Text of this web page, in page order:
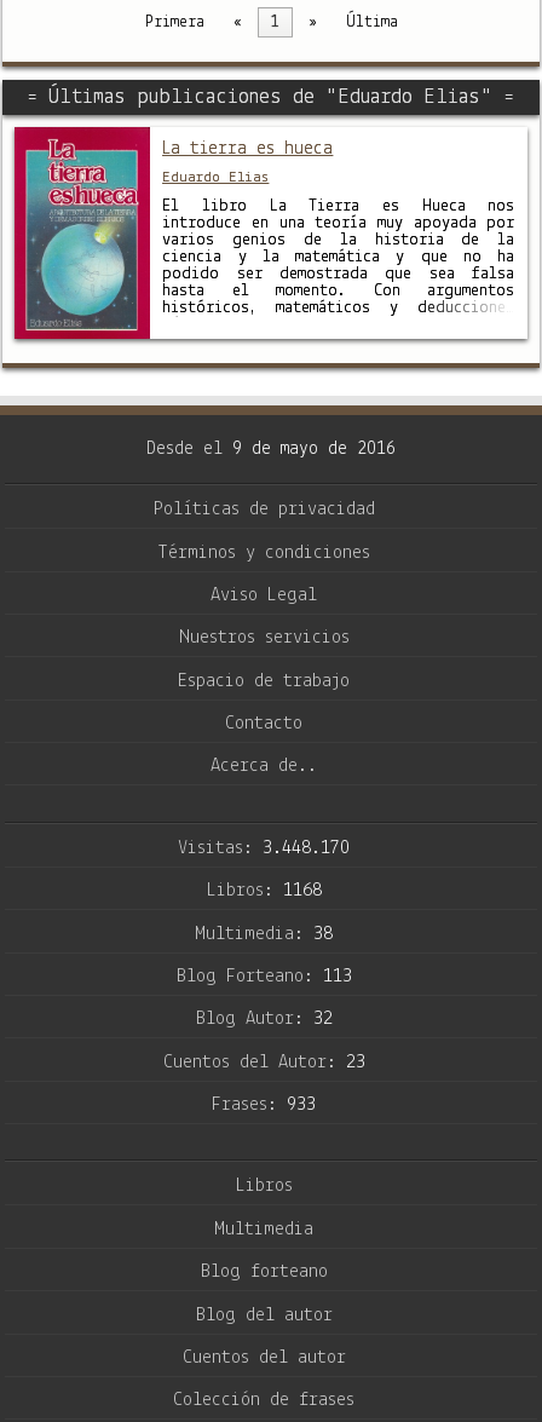
Primera « 1 » Última
= Últimas publicaciones de "Eduardo Elias" =
La tierra es hueca
Eduardo Elias
El libro La Tierra es Hueca nos
introduce en una teoría muy apoyada por
varios genios de la historia de la
ciencia y la matemática y que no ha
podido ser demostrada que sea falsa
hasta el momento. Con argumentos
históricos, matemáticos y deducciones
que en realidad puede …
Desde el 9 de mayo de 2016
Políticas de privacidad
Términos y condiciones
Aviso Legal
Nuestros servicios
Espacio de trabajo
Contacto
Acerca de..
Visitas: 3.448.170
Libros: 1168
Multimedia: 38
Blog Forteano: 113
Blog Autor: 32
Cuentos del Autor: 23
Frases: 933
Libros
Multimedia
Blog forteano
Blog del autor
Cuentos del autor
Colección de frases